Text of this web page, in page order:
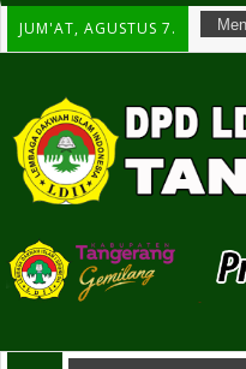
JUM'AT, AGUSTUS 7.